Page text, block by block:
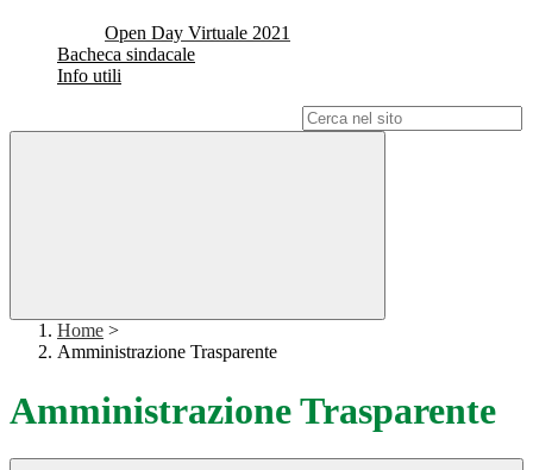
Open Day Virtuale 2021
Bacheca sindacale
Info utili
Home >
Amministrazione Trasparente
Amministrazione Trasparente